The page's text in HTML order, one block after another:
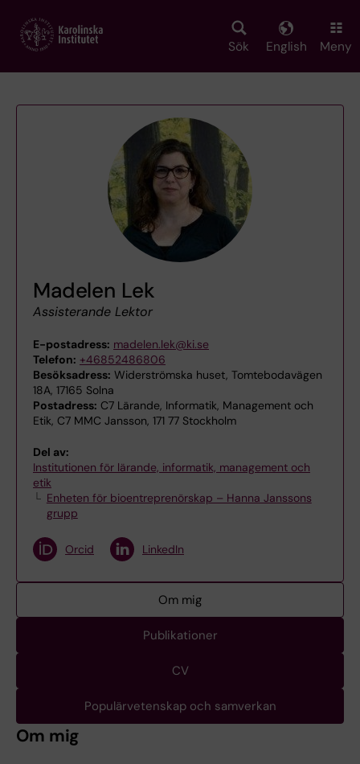
main
Sök English Meny
Madelen Lek
Assisterande Lektor
E-postadress: madelen.lek@ki.se
Telefon: +46852486806
Besöksadress: Widerströmska huset, Tomtebodavägen
18A, 17165 Solna
Postadress: C7 Lärande, Informatik, Management och
Etik, C7 MMC Jansson, 171 77 Stockholm
Del av:
Institutionen för lärande, informatik, management och
etik
Enheten för bioentreprenörskap – Hanna Janssons
grupp
Orcid LinkedIn
Om mig
Publikationer
CV
Populärvetenskap och samverkan
Om mig